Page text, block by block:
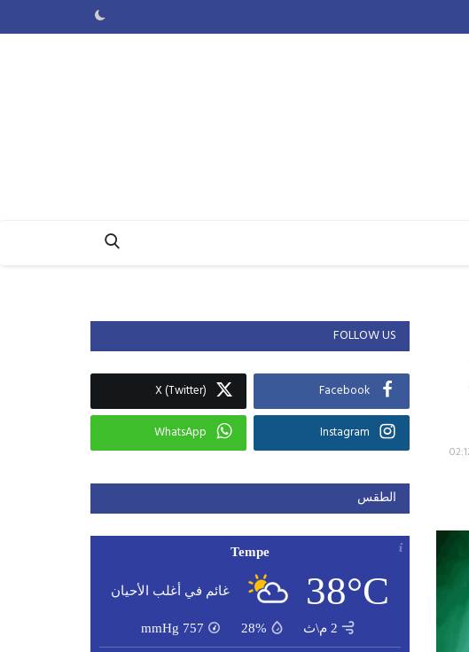
FOLLOW US
Facebook
X (Twitter)
Instagram
WhatsApp
الطقس
Tempe
38°C غائم في أغلب الأحيان
2 م\ث 28%
757
mmHg